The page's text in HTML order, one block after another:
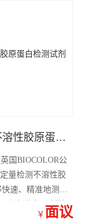
S2000 S6000BIOCOLOR S2000 不溶性胶原蛋白检测试剂盒
国BIOCOLOR公
量检测不溶性胶
速、精准地测量
组织修复、纤维
理和温度控制，
￥ 面议